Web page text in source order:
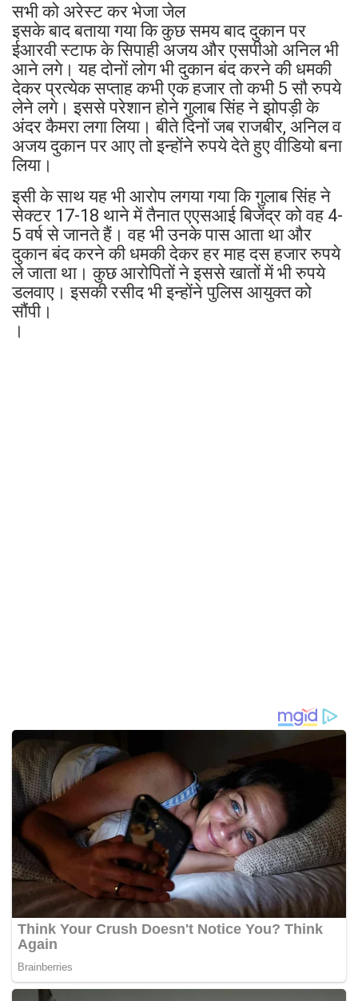
सभी को अरेस्ट कर भेजा जेल
इसके बाद बताया गया कि कुछ समय बाद दुकान पर
ईआरवी स्टाफ के सिपाही अजय और एसपीओ अनिल भी
आने लगे। यह दोनों लोग भी दुकान बंद करने की धमकी
देकर प्रत्येक सप्ताह कभी एक हजार तो कभी 5 सौ रुपये
लेने लगे। इससे परेशान होने गुलाब सिंह ने झोपड़ी के
अंदर कैमरा लगा लिया। बीते दिनों जब राजबीर, अनिल व
अजय दुकान पर आए तो इन्होंने रुपये देते हुए वीडियो बना
लिया।
इसी के साथ यह भी आरोप लगया गया कि गुलाब सिंह ने
सेक्टर 17-18 थाने में तैनात एएसआई बिजेंद्र को वह 4-
5 वर्ष से जानते हैं। वह भी उनके पास आता था और
दुकान बंद करने की धमकी देकर हर माह दस हजार रुपये
ले जाता था। कुछ आरोपितों ने इससे खातों में भी रुपये
डलवाए। इसकी रसीद भी इन्होंने पुलिस आयुक्त को
सौंपी।
।